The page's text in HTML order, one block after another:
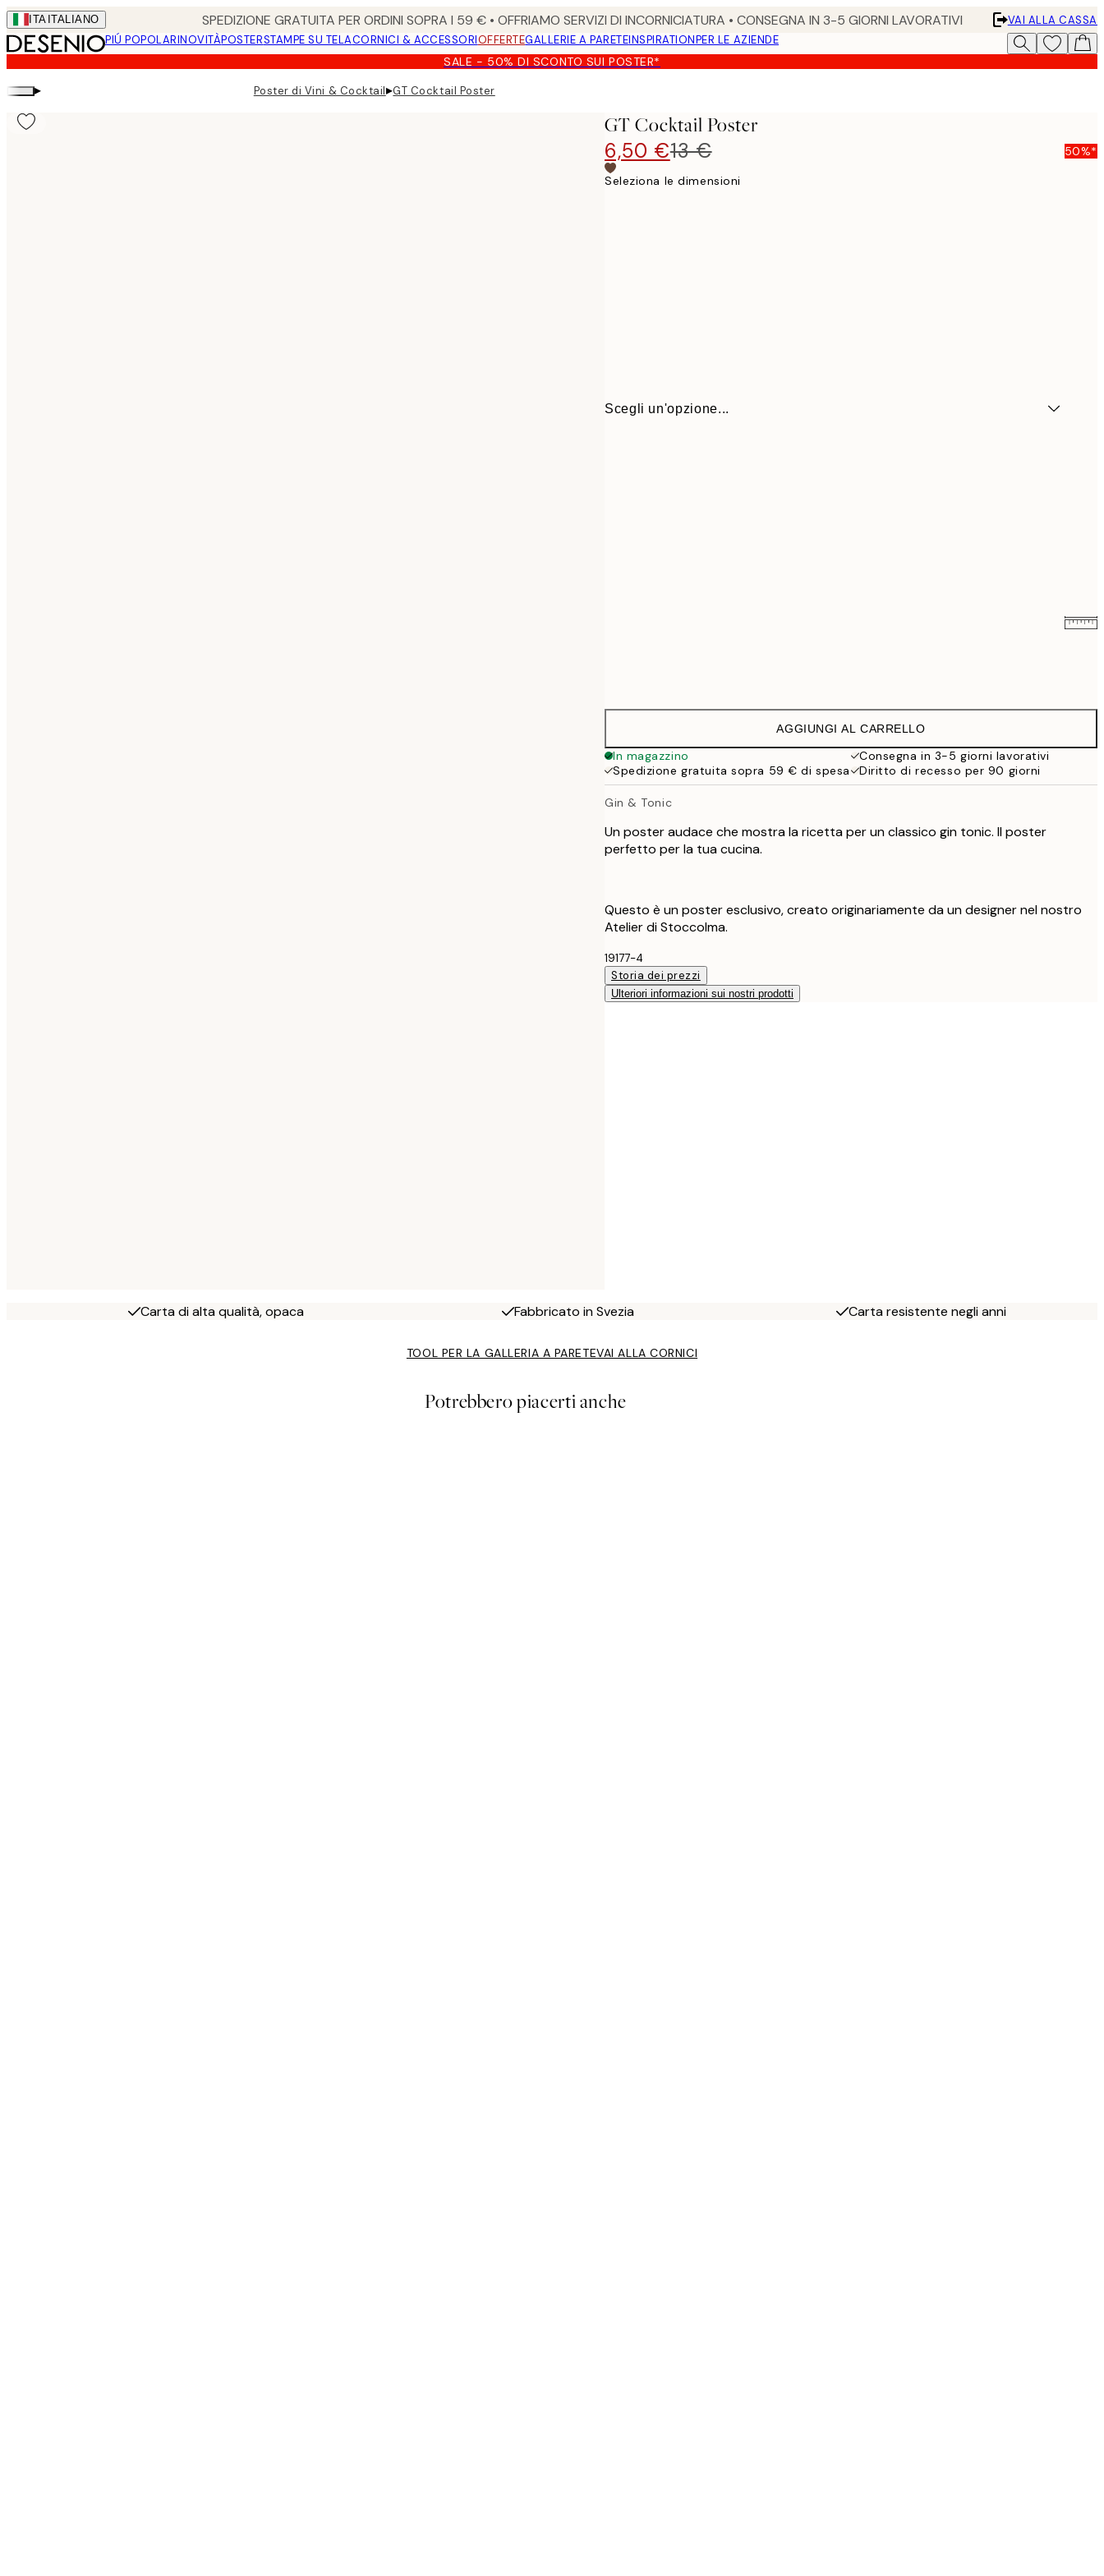
Skip
to
main
content.
ITA ITALIANO SPEDIZIONE GRATUITA PER ORDINI SOPRA I 59 € • OFFRIAMO SERVIZI DI INCORNICIATURA • CONSEGNA IN 3-5 GIORNI LAVORATIVI
VAI ALLA CASSA
PIÚ POPOLARINOVITÀPOSTERSTAMPE SU TELACORNICI & ACCESSORIOFFERTEGALLERIE A PARETEINSPIRATIONPER LE AZIENDE
SALE - 50% DI SCONTO SUI POSTER*
▸ Poster di Vini & Cocktail▸GT Cocktail Poster
GT Cocktail Poster
6,50 €13 € 50%*
Seleziona le dimensioni
Scegli un'opzione...
19,95 €
AGGIUNGI AL CARRELLO
In magazzino
Consegna in 3-5 giorni lavorativi
Spedizione gratuita sopra 59 € di spesa
Diritto di recesso per 90 giorni
Gin & Tonic
Un poster audace che mostra la ricetta per un classico gin tonic. Il poster
perfetto per la tua cucina.
Questo è un poster esclusivo, creato originariamente da un designer nel nostro
Atelier di Stoccolma.
19177-4
Storia dei prezzi
Ulteriori informazioni sui nostri prodotti
Carta di alta qualità, opaca Fabbricato in Svezia Carta resistente negli anni
TOOL PER LA GALLERIA A PARETEVAI ALLA CORNICI
Potrebbero piacerti anche